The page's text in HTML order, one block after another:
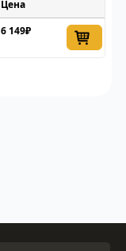
Цена
6 149₽